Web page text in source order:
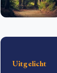
Uitgelicht